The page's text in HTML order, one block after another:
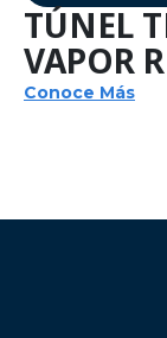
TÚNEL
VAPOR
Conoce Más